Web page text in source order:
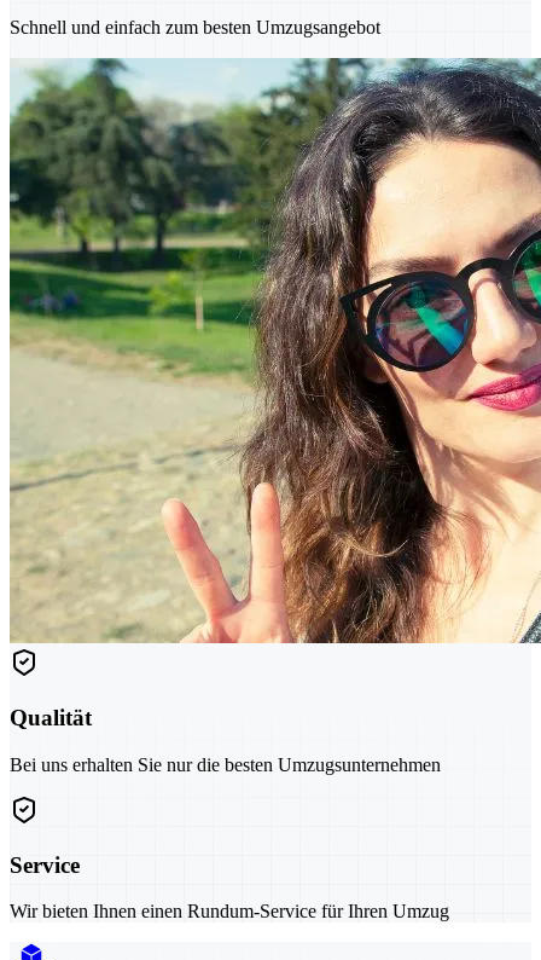
Schnell und einfach zum besten Umzugsangebot
Qualität
Bei uns erhalten Sie nur die besten Umzugsunternehmen
Service
Wir bieten Ihnen einen Rundum-Service für Ihren Umzug